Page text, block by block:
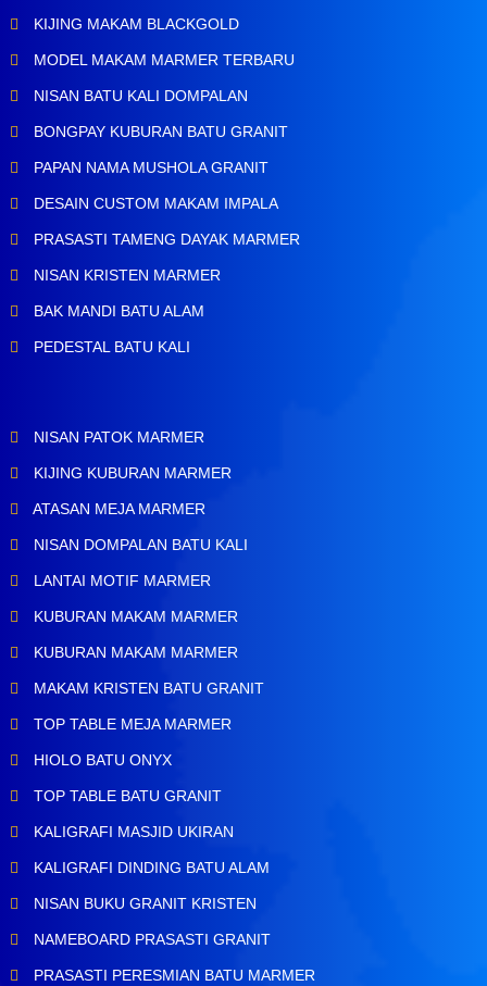
KIJING MAKAM BLACKGOLD
MODEL MAKAM MARMER TERBARU
NISAN BATU KALI DOMPALAN
BONGPAY KUBURAN BATU GRANIT
PAPAN NAMA MUSHOLA GRANIT
DESAIN CUSTOM MAKAM IMPALA
PRASASTI TAMENG DAYAK MARMER
NISAN KRISTEN MARMER
BAK MANDI BATU ALAM
PEDESTAL BATU KALI
NISAN PATOK MARMER
KIJING KUBURAN MARMER
ATASAN MEJA MARMER
NISAN DOMPALAN BATU KALI
LANTAI MOTIF MARMER
KUBURAN MAKAM MARMER
KUBURAN MAKAM MARMER
MAKAM KRISTEN BATU GRANIT
TOP TABLE MEJA MARMER
HIOLO BATU ONYX
TOP TABLE BATU GRANIT
KALIGRAFI MASJID UKIRAN
KALIGRAFI DINDING BATU ALAM
NISAN BUKU GRANIT KRISTEN
NAMEBOARD PRASASTI GRANIT
PRASASTI PERESMIAN BATU MARMER